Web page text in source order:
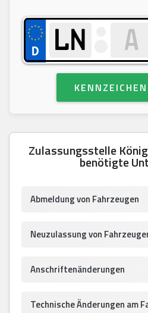
Zulassungsstelle
benötigte
Abmeldung von Fahrzeugen
Neuzulassung von
Anschriftenänderungen
Technische Änderungen am